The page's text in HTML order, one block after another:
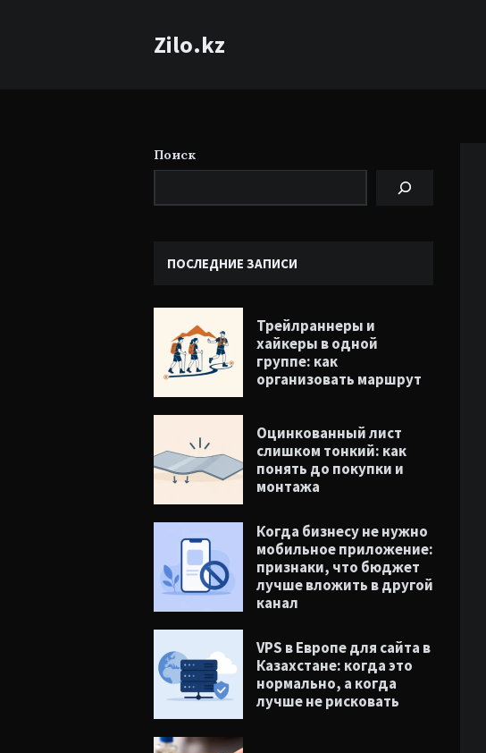
Zilo.kz
Поиск
ПОСЛЕДНИЕ ЗАПИСИ
Трейлраннеры и
хайкеры в одной
группе: как
организовать маршрут
Оцинкованный лист
слишком тонкий: как
понять до покупки и
монтажа
Когда бизнесу не нужно
мобильное приложение:
признаки, что бюджет
лучше вложить в другой
канал
VPS в Европе для сайта в
Казахстане: когда это
нормально, а когда
лучше не рисковать